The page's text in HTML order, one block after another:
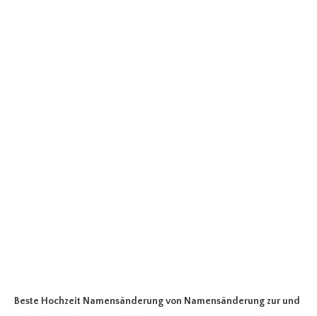
Beste Hochzeit Namensänderungvon Namensänderung zur und